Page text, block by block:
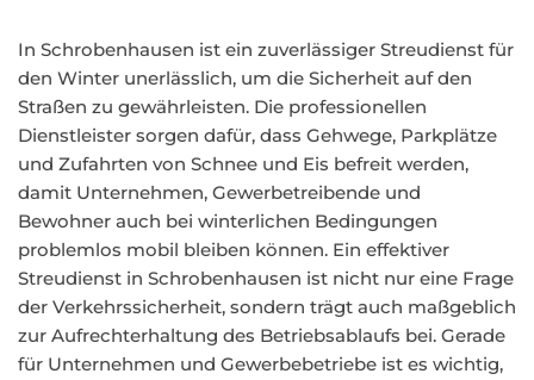
In Schrobenhausen ist ein zuverlässiger Streudienst für
den Winter unerlässlich, um die Sicherheit auf den
Straßen zu gewährleisten. Die professionellen
Dienstleister sorgen dafür, dass Gehwege, Parkplätze
und Zufahrten von Schnee und Eis befreit werden,
damit Unternehmen, Gewerbetreibende und
Bewohner auch bei winterlichen Bedingungen
problemlos mobil bleiben können. Ein effektiver
Streudienst in Schrobenhausen ist nicht nur eine Frage
der Verkehrssicherheit, sondern trägt auch maßgeblich
zur Aufrechterhaltung des Betriebsablaufs bei. Gerade
für Unternehmen und Gewerbebetriebe ist es wichtig,